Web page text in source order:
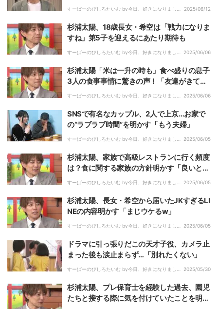
「お前に大事な用事なんかねぇだろ！」相方
すーぱーのびしろたいむ by今日、好きになりまし
2025/06/12
杉浦太陽、18歳長女・希空は「戦力になりま
すね」第5子を迎えるにあたり期待も
すーぱーのびしろたいむ by今日、好きになりまし
2025/06/06
杉浦太陽「米は一升の時も」食べ盛りの息子
3人の食事事情に驚きの声！「友達がきて子
供たちが家に12人いるときは…」
すーぱーのびしろたいむ by今日、好きになりまし
2025/06/06
SNSで有名なカップル、2人で上京…お家で
の“ラブラブ時間”を明かす「もう夫婦」
すーぱーのびしろたいむ by今日、好きになりまし
2025/06/05
杉浦太陽、家族で高級レストランに行く頻度
は？食に関する家族の方針明かす「良いとこ
ろも知っておかないと」
すーぱーのびしろたいむ by今日、好きになりまし
2025/06/05
杉浦太陽、長女・希空から届いたJKすぎるLI
NEの内容明かす「まじウケるw」
すーぱーのびしろたいむ by今日、好きになりまし
2025/06/05
ドラマに引っ張りだこの天才子役、カメラ止
まった後も涙止まらず…「別れたくない」
すーぱーのびしろたいむ by今日、好きになりまし
2025/05/30
杉浦太陽、プレ保育士を経験した過去、園児
たちと接する際に気を付けていたことを明か